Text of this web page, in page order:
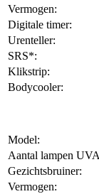
Vermogen:
Digitale timer:
Urenteller:
SRS*:
Klikstrip:
Bodycooler:
Model:
Aantal lampen
Gezichtsbruiner:
Vermogen: